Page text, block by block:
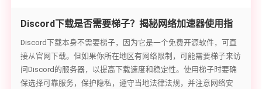
Discord下载是否需要梯子？揭秘网络加速器使用指
南
Discord下载本身不需要梯子，因为它是一个免费开源软件，可直
接从官网下载。但如果你所在地区有网络限制，可能需要梯子来访
问Discord的服务器，以提高下载速度和稳定性。使用梯子时要确
保选择可靠服务，保护隐私，遵守当地法律法规，并注意网络安